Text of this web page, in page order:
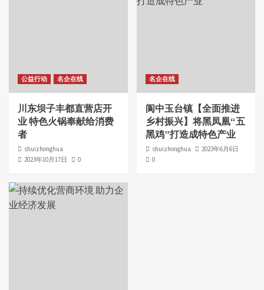
公益行动 名企在线
川东坝子丰都直营店开
业 特色火锅奉献给消费
者
shuizhonghua
2023年10月17日
0
名企在线
阆中玉台镇【全面推进
乡村振兴】将黑凤凰“五
黑鸡”打造成特色产业
shuizhonghua
2023年6月6日
0